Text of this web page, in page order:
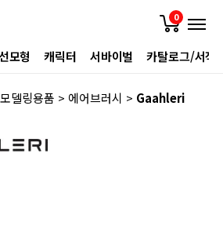
0
모형 캐릭터 서바이벌 카탈로그/서적
모델링용품 > 에어브러시 > Gaahleri